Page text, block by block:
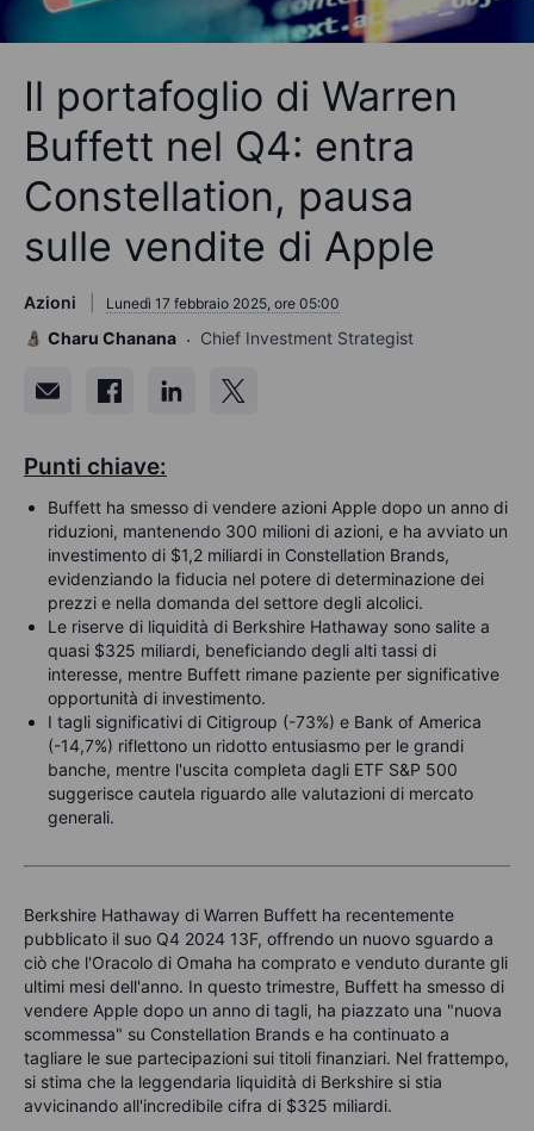
Il portafoglio di Warren
Buffett nel Q4: entra
Constellation, pausa
sulle vendite di Apple
Azioni Lunedì 17 febbraio 2025, ore 05:00
Charu Chanana Chief Investment Strategist
Punti chiave:
Buffett ha smesso di vendere azioni Apple dopo un anno di
riduzioni, mantenendo 300 milioni di azioni, e ha avviato un
investimento di $1,2 miliardi in Constellation Brands,
evidenziando la fiducia nel potere di determinazione dei
prezzi e nella domanda del settore degli alcolici.
Le riserve di liquidità di Berkshire Hathaway sono salite a
quasi $325 miliardi, beneficiando degli alti tassi di
interesse, mentre Buffett rimane paziente per significative
opportunità di investimento.
I tagli significativi di Citigroup (-73%) e Bank of America
(-14,7%) riflettono un ridotto entusiasmo per le grandi
banche, mentre l'uscita completa dagli ETF S&P 500
suggerisce cautela riguardo alle valutazioni di mercato
generali.
Berkshire Hathaway di Warren Buffett ha recentemente
pubblicato il suo Q4 2024 13F, offrendo un nuovo sguardo a
ciò che l'Oracolo di Omaha ha comprato e venduto durante gli
ultimi mesi dell'anno. In questo trimestre, Buffett ha smesso di
vendere Apple dopo un anno di tagli, ha piazzato una "nuova
scommessa" su Constellation Brands e ha continuato a
tagliare le sue partecipazioni sui titoli finanziari. Nel frattempo,
si stima che la leggendaria liquidità di Berkshire si stia
avvicinando all'incredibile cifra di $325 miliardi.